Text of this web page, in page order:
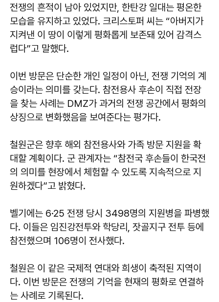
전쟁의 흔적이 남아 있었지만, 한탄강 일대는 평온한
모습을 유지하고 있었다. 크리스토퍼 씨는 “아버지가
지켜낸 이 땅이 이렇게 평화롭게 보존돼 있어 감격스
럽다”고 말했다.
이번 방문은 단순한 개인 일정이 아닌, 전쟁 기억의 계
승이라는 의미를 갖는다. 참전용사 후손이 직접 전장
을 찾는 사례는 DMZ가 과거의 전쟁 공간에서 평화의
상징으로 변화했음을 보여준다는 평가다.
철원군은 향후 해외 참전용사와 가족 방문 지원을 확
대할 계획이다. 군 관계자는 “참전국 후손들이 한국전
의 의미를 현장에서 체험할 수 있도록 지속적으로 지
원하겠다”고 밝혔다.
벨기에는 6·25 전쟁 당시 3498명의 지원병을 파병했
다. 이들은 임진강전투와 학당리, 잣골지구 전투 등에
참전했으며 106명이 전사했다.
철원은 이 같은 국제적 연대와 희생이 축적된 지역이
다. 이번 방문은 전쟁의 기억을 현재의 평화로 연결하
는 사례로 기록된다.